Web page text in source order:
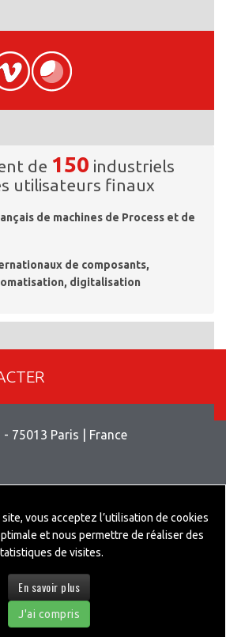
de 150 industriels
utilisateurs finaux
de machines de Process et de
de composants,
digitalisation
- 75013 Paris | France
GEPPIA DESIGNED BY
vous acceptez l’utilisation de cookies
et nous permettre de réaliser des
de visites.
En savoir plus
J'ai compris